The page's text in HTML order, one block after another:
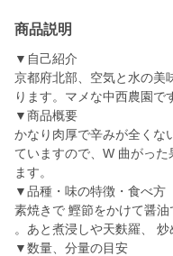
商品説明
▼自己紹介
京都府北部、空気と水の美
ります。マメな中西農園で
▼商品概要
かなり肉厚で辛みが全くな
ていますので、W 曲がっ
ます。
▼品種・味の特徴・食べ方
素焼きで 鰹節をかけて醤
。あと煮浸しや天麩羅、 炒
▼数量、分量の目安